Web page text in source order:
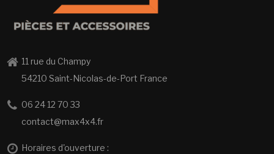
11 rue du Champy
54210 Saint-Nicolas-de-Port France
06 24 12 70 33
contact@max4x4.fr
Horaires d'ouverture :